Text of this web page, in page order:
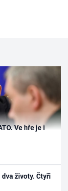
Ve hře je i
životy. Čtyři